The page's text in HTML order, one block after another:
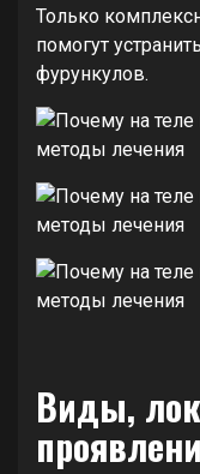
Только
помогут
фурункулов.
Виды,